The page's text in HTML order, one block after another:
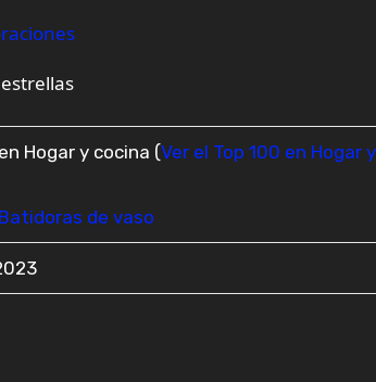
estrellas
Hogar y cocina (Ver el Top 100 en Hogar y
Batidoras de vaso